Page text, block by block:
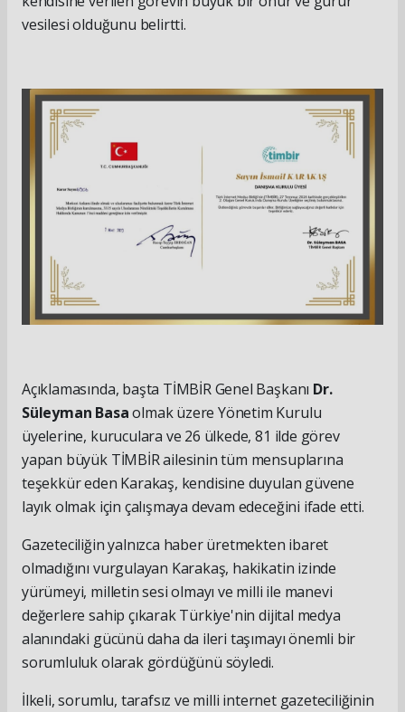
vesilesi olduğunu belirtti.
Açıklamasında, başta TİMBİR Genel Başkanı Dr.
Süleyman Basaolmak üzere Yönetim Kurulu
üyelerine, kuruculara ve 26 ülkede, 81 ilde görev
yapan büyük TİMBİR ailesinin tüm mensuplarına
teşekkür eden Karakaş, kendisine duyulan güvene
layık olmak için çalışmaya devam edeceğini ifade etti.
Gazeteciliğin yalnızca haber üretmekten ibaret
olmadığını vurgulayan Karakaş, hakikatin izinde
yürümeyi, milletin sesi olmayı ve milli ile manevi
değerlere sahip çıkarak Türkiye'nin dijital medya
alanındaki gücünü daha da ileri taşımayı önemli bir
sorumluluk olarak gördüğünü söyledi.
İlkeli, sorumlu, tarafsız ve milli internet gazeteciliğinin